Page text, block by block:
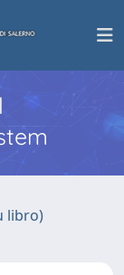
libro)